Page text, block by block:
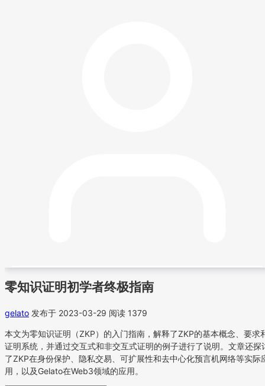
零知识证明初学者终极指南
gelato 发布于 2023-03-29 阅读 1379
本文为零知识证明（ZKP）的入门指南，解释了ZKP的基本概念、要求
证明系统，并通过交互式和非交互式证明的例子进行了说明。文章还探
了ZKP在身份保护、隐私交易、可扩展性和去中心化预言机网络等实际
用，以及Gelato在Web3领域的应用。